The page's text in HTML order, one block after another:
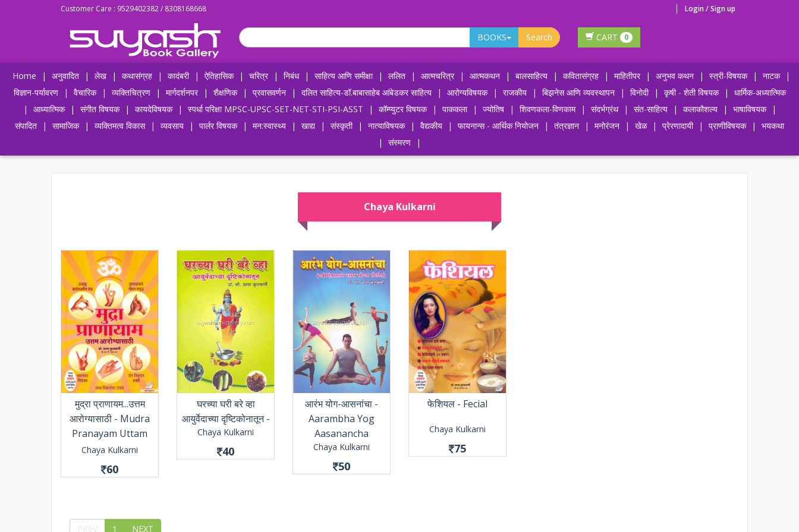
Customer Care : 9529402382 / 8308168668 Login / Sign up
BOOKS Search CART 0
Home | अनुवादित | लेख | कथासंग्रह | कादंबरी | ऐतिहासिक | चरित्र | निबंध | साहित्य आणि समीक्षा | ललित | आत्मचरित्र | आत्मकथन | बालसाहित्य | कवितासंग्रह | माहितीपर | अनुभव कथन | स्त्री-विषयक | नाटक
|
विज्ञान-पर्यावरण
| वैचारिक | व्यक्तिचित्रण | मार्गदर्शनपर | शैक्षणिक | प्रवासवर्णन | दलित साहित्य-डॉ.बाबासाहेब आंबेडकर साहित्य | आरोग्यविषयक | राजकीय | बिझनेस आणि व्यवस्थापन | विनोदी | कृषी - शेती विषयक |
धार्मिक-अध्यात्मिक
|
आध्यात्मिक | संगीत विषयक | कायदेविषयक | स्पर्धा परिक्षा MPSC-UPSC-SET-NET-STI-PSI-ASST | कॉम्प्युटर विषयक | पाककला | ज्योतिष | शिवणकला-विणकाम | संदर्भग्रंथ | संत-साहित्य | कलाकौशल्य | भाषाविषयक
|
संपादित
| सामाजिक | व्यक्तिमत्व विकास | व्यवसाय | पार्लर विषयक | मन:स्वास्थ्य | खाद्य | संस्कृती | नात्याविषयक | वैद्यकीय | फायनान्स - आर्थिक नियोजन | तंत्रज्ञान | मनोरंजन | खेळ | प्रेरणादायी | प्राणीविषयक |
भयकथा
|
संस्मरण |
Chaya Kulkarni
मुद्रा प्राणायम...उत्तम
आरोग्यासाठी - Mudra
Pranayam Uttam
Arogyasathi
Chaya Kulkarni
60
घरच्या घरी बरे व्हा
आयुर्वेदाच्या दृष्टिकोनातून -
Chaya Kulkarni
40
आरंभ योग-आसनांचा -
Aarambha Yog
Aasanancha
Chaya Kulkarni
50
फेशियल - Fecial
Chaya Kulkarni
75
PREV 1 NEXT